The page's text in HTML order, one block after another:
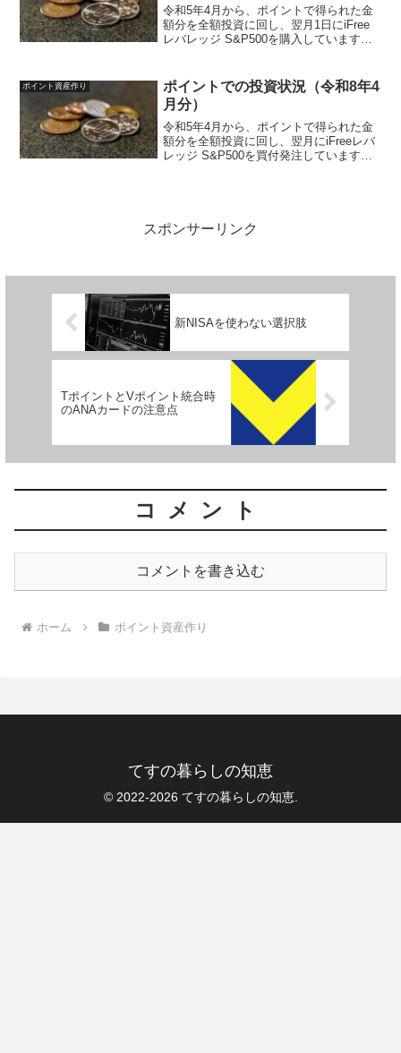
令和5年4月から、ポイントで得られた金
額分を全額投資に回し、翌月1日にiFree
レバレッジ S&P500を購入しています。
iFreeレバレッジ S&P500対象ポイン...
ポイント資産作り
ポイントでの投資状況（令和8年4
月分）
令和5年4月から、ポイントで得られた金
額分を全額投資に回し、翌月にiFreeレバ
レッジ S&P500を買付発注しています。
スポンサーリンク
新NISAを使わない選択肢
TポイントとVポイント統合時
のANAカードの注意点
コメント
コメントを書き込む
ホーム ポイント資産作り
てすの暮らしの知恵
© 2022-2026 てすの暮らしの知恵.